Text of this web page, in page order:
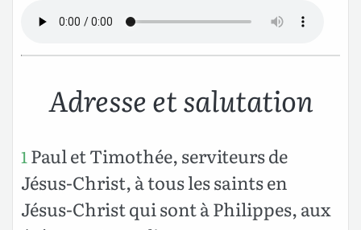
Adresse et salutation
1 Paul et Timothée, serviteurs de
Jésus-Christ, à tous les saints en
Jésus-Christ qui sont à Philippes, aux